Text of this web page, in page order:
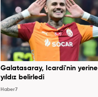
Galatasaray, Icardi'nin
yıldız belirledi
Haber7